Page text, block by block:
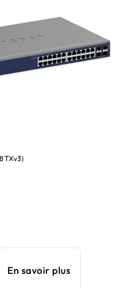
En savoir plus